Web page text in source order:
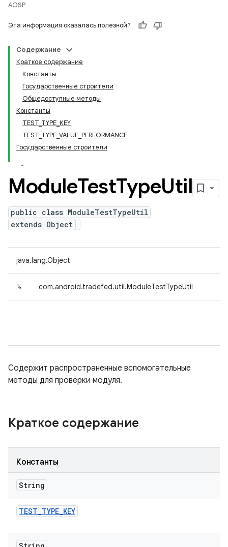
AOSP
Эта информация оказалась полезной?
Содержание
Краткое содержание
Константы
Государственные строители
Общедоступные методы
Константы
TEST_TYPE_KEY
TEST_TYPE_VALUE_PERFORMANCE
Государственные строители
ModuleTestTypeUtil
public class ModuleTestTypeUtil
extends Object
java.lang.Object
↳ com.android.tradefed.util.ModuleTestTypeUtil
Содержит распространенные вспомогательные
методы для проверки модуля.
Краткое содержание
Константы
String
TEST_TYPE_KEY